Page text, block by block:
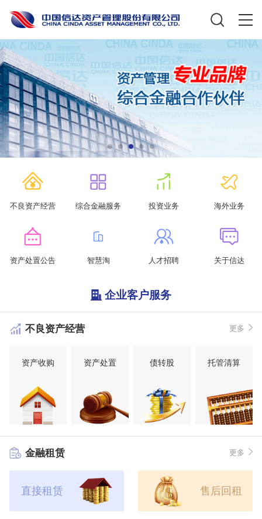
不良资产经营 综合金融服务 投资业务 海外业务
资产处置公告 智慧淘 人才招聘 关于信达
企业客户服务
不良资产经营 更多
资产收购 资产处置 债转股 托管清算
金融租赁 更多
直接租赁 售后回租